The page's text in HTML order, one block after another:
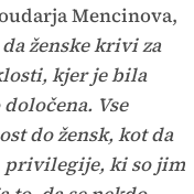
Mencinova,
da ženske krivi za
kjer je bila
Vse
do žensk, kot da
privilegije, ki so jim